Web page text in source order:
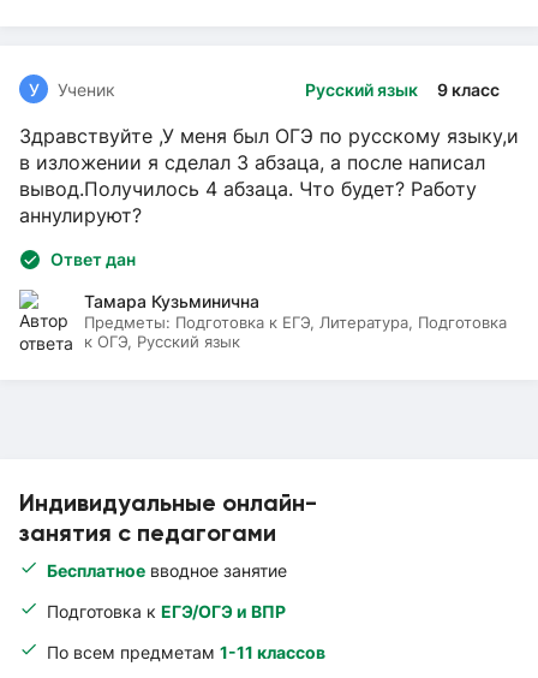
Индивидуальные онлайн-
занятия с педагогами
Бесплатное вводное занятие
Подготовка к ЕГЭ/ОГЭ и ВПР
По всем предметам 1-11 классов
Русский язык 9 класс
У Ученик
Здравствуйте ,У меня был ОГЭ по русскому языку,и
в изложении я сделал 3 абзаца, а после написал
вывод.Получилось 4 абзаца. Что будет? Работу
аннулируют?
Ответ дан
Тамара Кузьминична
Предметы: Подготовка к ЕГЭ, Литература, Подготовка
к ОГЭ, Русский язык